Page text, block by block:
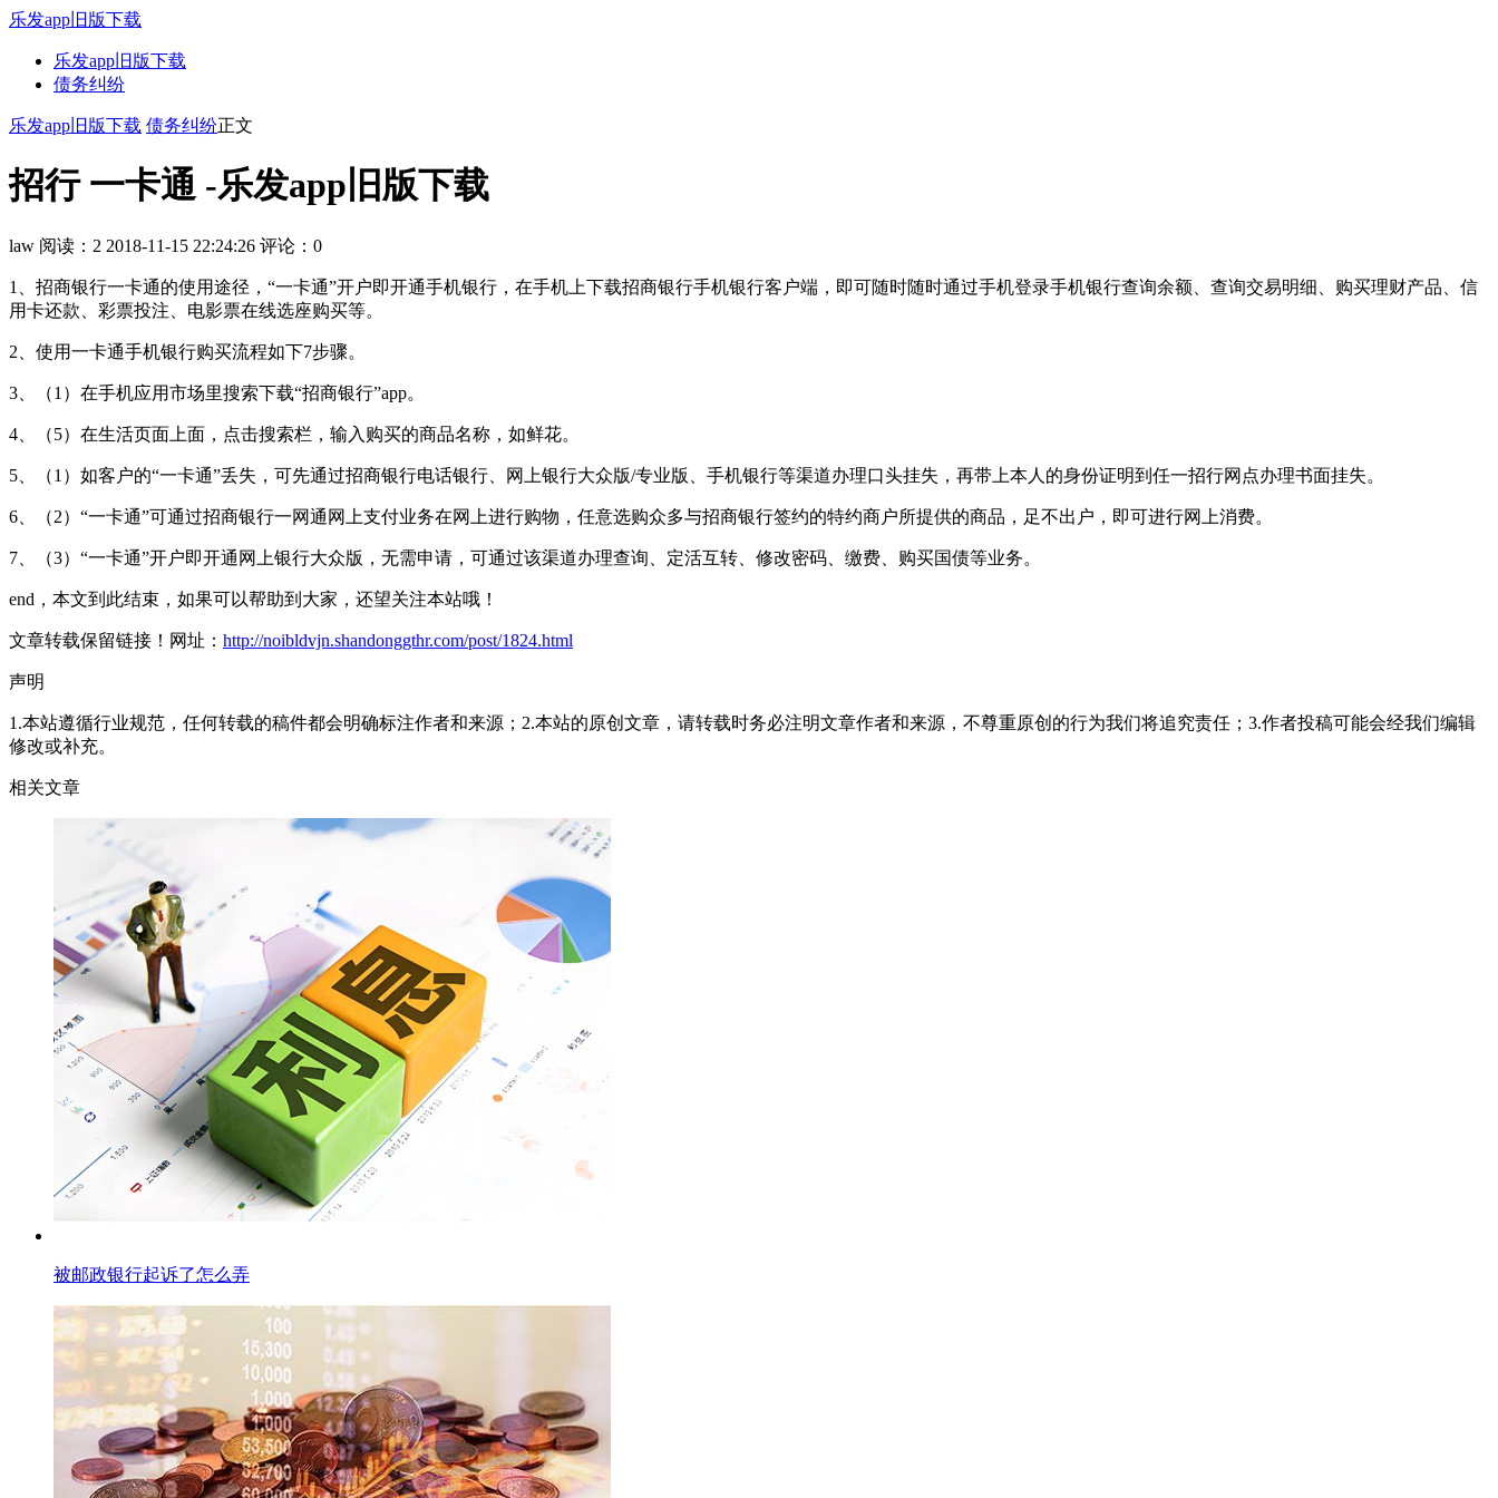
乐发app旧版下载
乐发app旧版下载
债务纠纷
乐发app旧版下载 债务纠纷正文
招行 一卡通 -乐发app旧版下载
law 阅读：2 2018-11-15 22:24:26 评论：0
1、招商银行一卡通的使用途径，“一卡通”开户即开通手机银行，在手机上下载招商银行手机银行客户端，即可随时随时通过手机登录手机银行查询余额、查询交易明细、购买理财产品、信
用卡还款、彩票投注、电影票在线选座购买等。
2、使用一卡通手机银行购买流程如下7步骤。
3、（1）在手机应用市场里搜索下载“招商银行”app。
4、（5）在生活页面上面，点击搜索栏，输入购买的商品名称，如鲜花。
5、（1）如客户的“一卡通”丢失，可先通过招商银行电话银行、网上银行大众版/专业版、手机银行等渠道办理口头挂失，再带上本人的身份证明到任一招行网点办理书面挂失。
6、（2）“一卡通”可通过招商银行一网通网上支付业务在网上进行购物，任意选购众多与招商银行签约的特约商户所提供的商品，足不出户，即可进行网上消费。
7、（3）“一卡通”开户即开通网上银行大众版，无需申请，可通过该渠道办理查询、定活互转、修改密码、缴费、购买国债等业务。
end，本文到此结束，如果可以帮助到大家，还望关注本站哦！
文章转载保留链接！网址： http://noibldvjn.shandonggthr.com/post/1824.html
声明
1.本站遵循行业规范，任何转载的稿件都会明确标注作者和来源；2.本站的原创文章，请转载时务必注明文章作者和来源，不尊重原创的行为我们将追究责任；3.作者投稿可能会经我们编辑
修改或补充。
相关文章
被邮政银行起诉了怎么弄